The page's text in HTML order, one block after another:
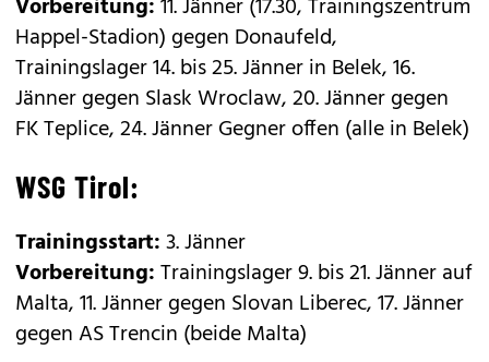
Vorbereitung:11. Jänner (17.30, Trainingszentrum
Happel-Stadion) gegen Donaufeld,
Trainingslager 14. bis 25. Jänner in Belek, 16.
Jänner gegen Slask Wroclaw, 20. Jänner gegen
FK Teplice, 24. Jänner Gegner offen (alle in Belek)
WSG Tirol:
Trainingsstart:3. Jänner
Vorbereitung:Trainingslager 9. bis 21. Jänner auf
Malta, 11. Jänner gegen Slovan Liberec, 17. Jänner
gegen AS Trencin (beide Malta)